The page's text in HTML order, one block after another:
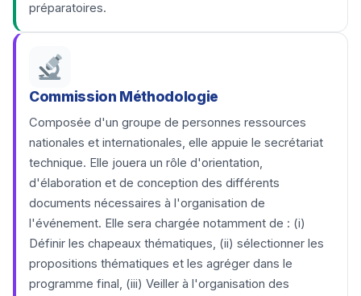
préparatoires.
Commission Méthodologie
Composée d'un groupe de personnes ressources
nationales et internationales, elle appuie le secrétariat
technique. Elle jouera un rôle d'orientation,
d'élaboration et de conception des différents
documents nécessaires à l'organisation de
l'événement. Elle sera chargée notamment de : (i)
Définir les chapeaux thématiques, (ii) sélectionner les
propositions thématiques et les agréger dans le
programme final, (iii) Veiller à l'organisation des